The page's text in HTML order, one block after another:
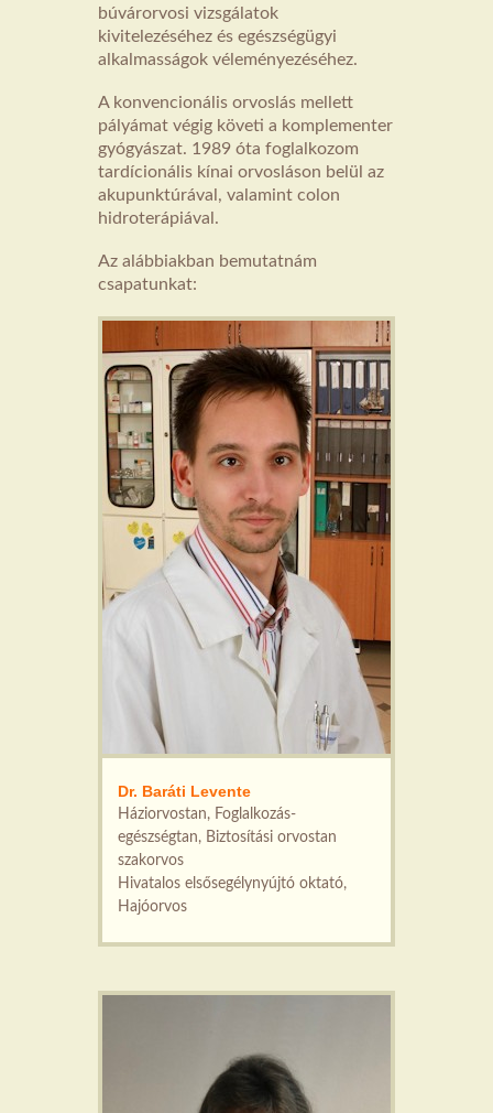
búvárorvosi vizsgálatok
kivitelezéséhez és egészségügyi
alkalmasságok véleményezéséhez.
A konvencionális orvoslás mellett
pályámat végig követi a komplementer
gyógyászat. 1989 óta foglalkozom
tardícionális kínai orvosláson belül az
akupunktúrával, valamint colon
hidroterápiával.
Az alábbiakban bemutatnám
csapatunkat:
Dr. Baráti Levente
Háziorvostan, Foglalkozás-
egészségtan, Biztosítási orvostan
szakorvos
Hivatalos elsősegélynyújtó oktató,
Hajóorvos